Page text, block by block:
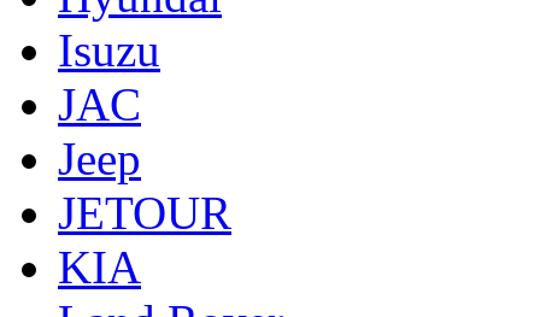
Isuzu
JAC
Jeep
JETOUR
KIA